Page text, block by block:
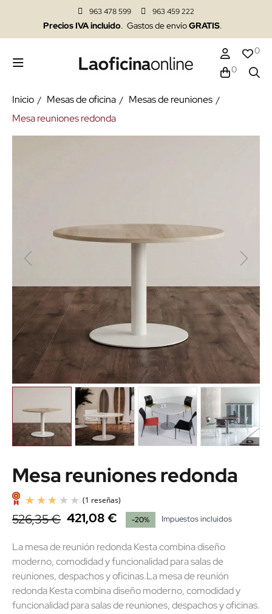
963 478 599 963 459 222
Precios IVA incluido. Gastos de envíoGRATIS.
0
0
Inicio Mesas de oficina
Mesas de reuniones
Mesa reuniones redonda
Mesa reuniones redonda
(1 reseñas)
526,35 € 421,08 € -20% Impuestos incluidos
La mesa de reunión redonda Kesta combina diseño
moderno, comodidad y funcionalidad para salas de
reuniones, despachos y oficinas.La mesa de reunión
redonda Kesta combina diseño moderno, comodidad y
funcionalidad para salas de reuniones, despachos y oficinas.